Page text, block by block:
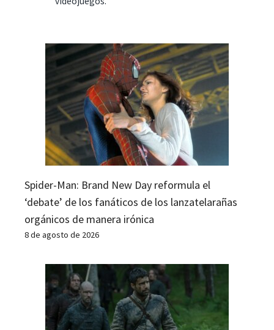
Spider-Man: Brand New Day reformula el
‘debate’ de los fanáticos de los lanzatelarañas
orgánicos de manera irónica
8 de agosto de 2026